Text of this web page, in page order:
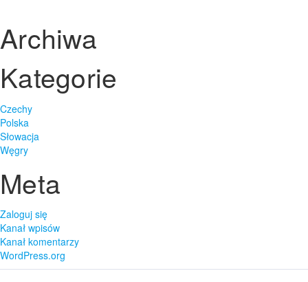
Archiwa
Kategorie
Czechy
Polska
Słowacja
Węgry
Meta
Zaloguj się
Kanał wpisów
Kanał komentarzy
WordPress.org